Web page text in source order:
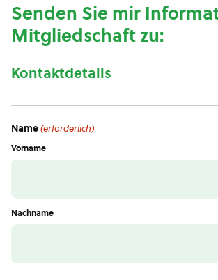
Senden Sie mir
Mitgliedschaft zu:
Kontaktdetails
Name(erforderlich)
Vorname
Nachname